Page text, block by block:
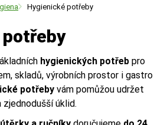
Hygienické potřeby
hygienických potřeb pro
skladů, výrobních prostor i gastro
potřeby vám pomůžou udržet
úklid.